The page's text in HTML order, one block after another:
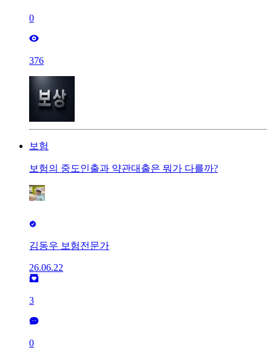
0
376
보험
보험의 중도인출과 약관대출은 뭐가 다를까?
김동우 보험전문가
26.06.22
3
0